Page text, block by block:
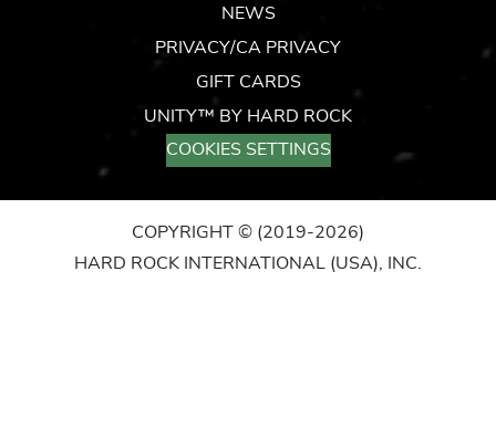
NEWS
PRIVACY/CA PRIVACY
GIFT CARDS
UNITY™ BY HARD ROCK
COOKIES SETTINGS
COPYRIGHT © (2019-2026)
HARD ROCK INTERNATIONAL (USA), INC.